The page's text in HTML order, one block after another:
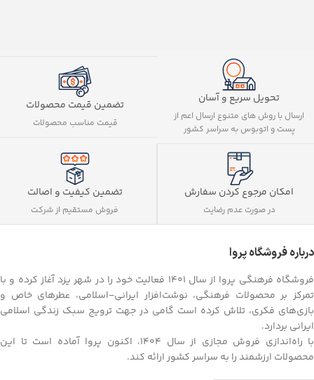
تحویل سریع و آسان
ارسال با روش های متنوع ارسال اعم از
پست و اتوبوس به سراسر کشور
تضمین قیمت محصولات
قیمت مناسب محصولات
امکان مرجوع کردن سفارش
در صورت عدم رضایت
تضمین کیفیت و اصالت
فروش مستقیم از شرکت
درباره فروشگاه پروا
فروشگاه فرهنگی پروا از سال ۱۴۰۱ فعالیت خود را در شهر یزد آغاز کرده و با
تمرکز بر محصولات فرهنگی، نوشت‌افزار ایرانی-اسلامی، عطرهای خاص و
بازی‌های فکری، تلاش کرده است گامی در جهت ترویج سبک زندگی اسلامی
ایرانی بردارد.
با راه‌اندازی فروش مجازی از سال ۱۴۰۴، اکنون پروا آماده است تا این
محصولات ارزشمند را به سراسر کشور ارائه کند.